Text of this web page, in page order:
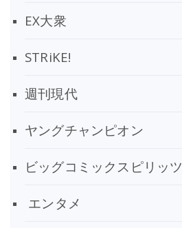
EX大衆
STRiKE!
週刊現代
ヤングチャンピオン
ビッグコミックスピリッツ
エンタメ